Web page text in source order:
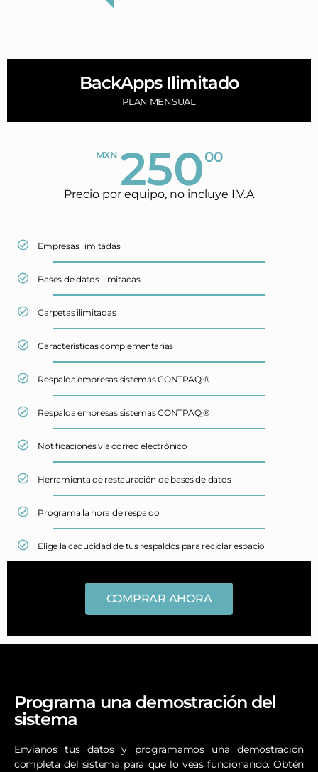
BackApps Ilimitado
PLAN MENSUAL
MXN 25000
Precio por equipo, no incluye I.V.A
Empresas ilimitadas
Bases de datos ilimitadas
Carpetas ilimitadas
Características complementarias
Respalda empresas sistemas CONTPAQi®
Respalda empresas sistemas CONTPAQi®
Notificaciones vía correo electrónico
Herramienta de restauración de bases de datos
Programa la hora de respaldo
Elige la caducidad de tus respaldos para reciclar espacio
COMPRAR AHORA
Programa una demostración del
sistema
Envíanos tus datos y programamos una demostración
completa del sistema para que lo veas funcionando. Obtén